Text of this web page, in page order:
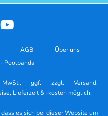
AGB
Über uns
Poolpanda
ggf. zzgl. Versand.
Lieferzeit & -kosten möglich.
es sich bei dieser Website um